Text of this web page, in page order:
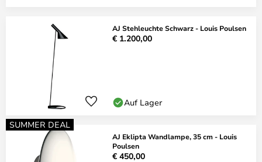
AJ Stehleuchte Schwarz - Louis Poulsen
€ 1.200,00
Auf Lager
SUMMER DEAL
AJ Eklipta Wandlampe, 35 cm - Louis
Poulsen
€ 450,00